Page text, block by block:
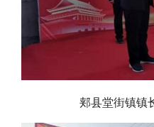
郏县堂街镇镇